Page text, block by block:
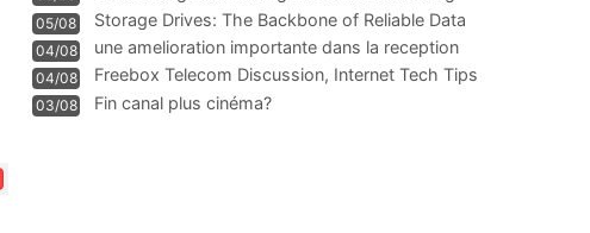
Information
05/08
Storage Drives: The Backbone of Reliable Data
Management
04/08
une amelioration importante dans la reception
WIFI
04/08
Freebox Telecom Discussion, Internet Tech Tips
Communi
03/08 Fin canal plus cinéma?